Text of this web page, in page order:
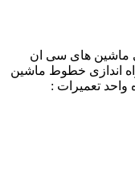
ماشین های سی ان
واحد راه اندازی خطوط ماشین
شماره همراه واحد تعمیرات :